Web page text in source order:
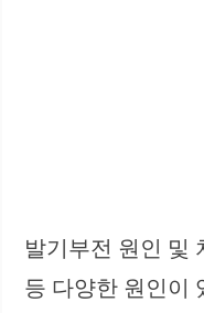
발기부전 원인 및
등 다양한 원인이